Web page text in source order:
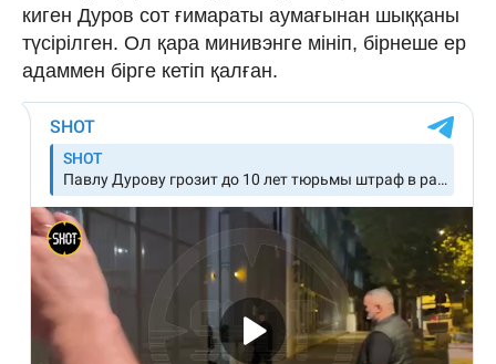
киген Дуров сот ғимараты аумағынан шыққаны
түсірілген. Ол қара минивэнге мініп, бірнеше ер
адаммен бірге кетіп қалған.